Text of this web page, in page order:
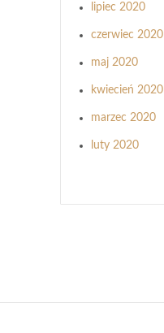
lipiec 2020
czerwiec 2020
maj 2020
kwiecień 2020
marzec 2020
luty 2020